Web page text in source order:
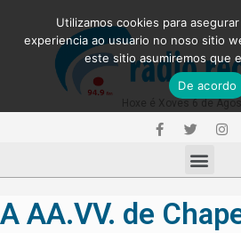
A AA.VV. de
Utilizamos cookies para
experiencia ao usuario no noso sitio
este sitio asumiremos que
De acordo